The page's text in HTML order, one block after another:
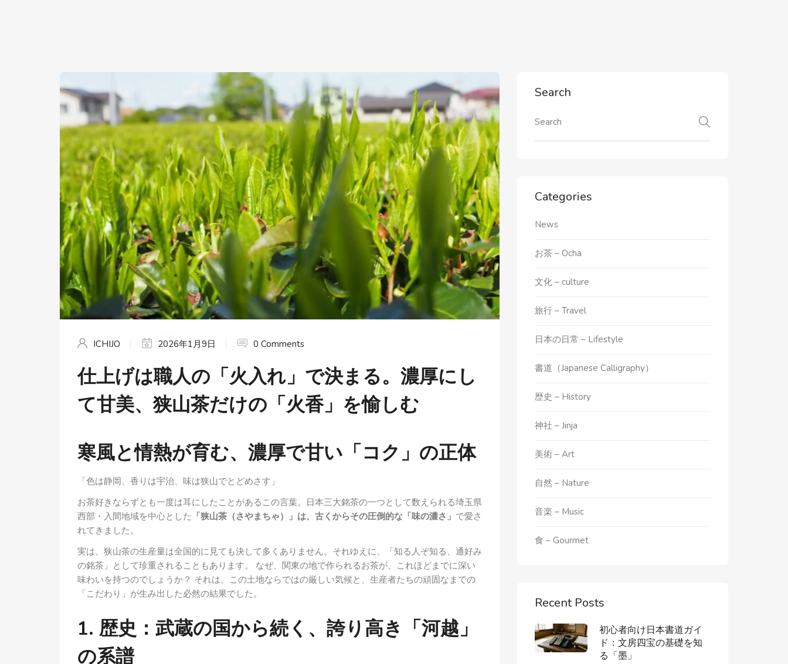
ICHIJO 2026年1月9日 0 Comments
仕上げは職人の「火入れ」で決まる。濃厚にし
て甘美、狭山茶だけの「火香」を愉しむ
寒風と情熱が育む、濃厚で甘い「コク」の正体
「色は静岡、香りは宇治、味は狭山でとどめさす」
お茶好きならずとも一度は耳にしたことがあるこの言葉。日本三大銘茶の一つとして数えられる埼玉県
西部・入間地域を中心とした 「狭山茶（さやまちゃ）」は、古くからその圧倒的な「味の濃さ」 で愛さ
れてきました。
実は、狭山茶の生産量は全国的に見ても決して多くありません。それゆえに、「知る人ぞ知る、通好み
の銘茶」として珍重されることもあります。 なぜ、関東の地で作られるお茶が、これほどまでに深い
味わいを持つのでしょうか？ それは、この土地ならではの厳しい気候と、生産者たちの頑固なまでの
「こだわり」が生み出した必然の結果でした。
1. 歴史：武蔵の国から続く、誇り高き「河越」
の系譜
Search
Categories
News
お茶 – Ocha
文化 – culture
旅行 – Travel
日本の日常 – Lifestyle
書道（Japanese Calligraphy）
歴史 – History
神社 – Jinja
美術 – Art
自然 – Nature
音楽 – Music
食 – Gourmet
Recent Posts
初心者向け日本書道ガイ
ド：文房四宝の基礎を知
る「墨」